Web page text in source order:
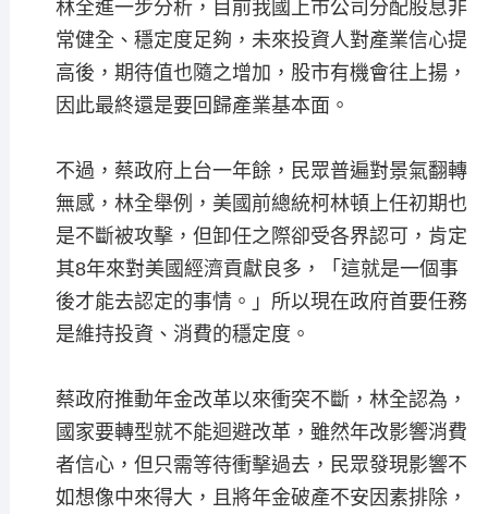
林全進一步分析，目前我國上市公司分配股息非
常健全、穩定度足夠，未來投資人對產業信心提
高後，期待值也隨之增加，股市有機會往上揚，
因此最終還是要回歸產業基本面。
不過，蔡政府上台一年餘，民眾普遍對景氣翻轉
無感，林全舉例，美國前總統柯林頓上任初期也
是不斷被攻擊，但卸任之際卻受各界認可，肯定
其8年來對美國經濟貢獻良多，「這就是一個事
後才能去認定的事情。」所以現在政府首要任務
是維持投資、消費的穩定度。
蔡政府推動年金改革以來衝突不斷，林全認為，
國家要轉型就不能迴避改革，雖然年改影響消費
者信心，但只需等待衝擊過去，民眾發現影響不
如想像中來得大，且將年金破產不安因素排除，